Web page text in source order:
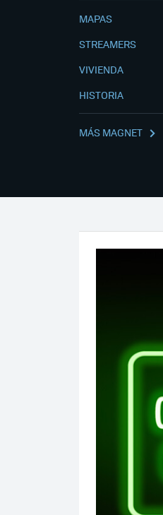
MAPAS
STREAMERS
VIVIENDA
HISTORIA
MÁS MAGNET